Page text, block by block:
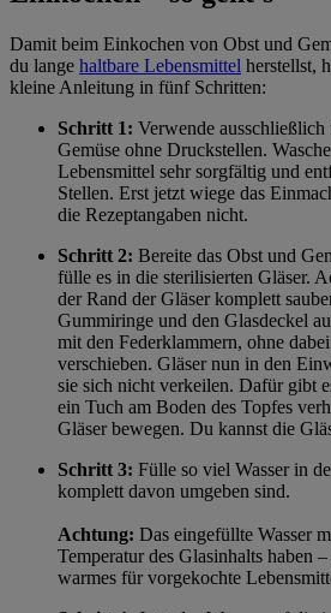
Damit beim Einkochen von Obst und
du lange haltbare Lebensmittel herstellst,
kleine Anleitung in fünf Schritten:
Schritt 1: Verwende ausschließlich
Gemüse ohne Druckstellen.
Lebensmittel sehr sorgfältig und
Stellen. Erst jetzt wiege das
die Rezeptangaben nicht.
Schritt 2: Bereite das Obst und
fülle es in die sterilisierten Gläser.
der Rand der Gläser komplett
Gummiringe und den Glasdeckel
mit den Federklammern, ohne
verschieben. Gläser nun in den
sie sich nicht verkeilen. Dafür gibt
ein Tuch am Boden des Topfes
Gläser bewegen. Du kannst die
Schritt 3: Fülle so viel Wasser in
komplett davon umgeben sind.
Achtung: Das eingefüllte Wasser
Temperatur des Glasinhalts haben
warmes für vorgekochte